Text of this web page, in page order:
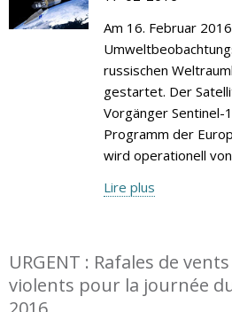
Am 16. Februar
russischen
gestartet. Der
Vorgänger Sentinel-
Programm der
wird operationell
Lire plus
URGENT : Rafales de
violents pour la journée